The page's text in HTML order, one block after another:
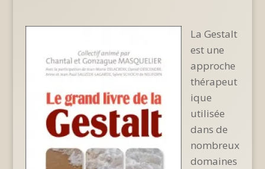
La Gestalt
est une
approche
thérapeut
ique
utilisée
dans de
nombreux
domaines